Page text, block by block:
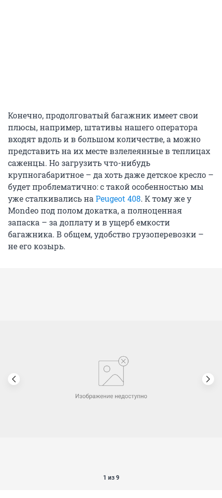
Конечно, продолговатый багажник имеет свои
плюсы, например, штативы нашего оператора
входят вдоль и в большом количестве, а можно
представить на их месте взлелеянные в теплицах
саженцы. Но загрузить что-нибудь
крупногабаритное – да хоть даже детское кресло –
будет проблематично: с такой особенностью мы
уже сталкивались на Peugeot 408. К тому же у
Mondeo под полом докатка, а полноценная
запаска – за доплату и в ущерб емкости
багажника. В общем, удобство грузоперевозки –
не его козырь.
1 из 9